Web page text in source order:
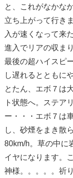
と、これがなかな
立ち上がって行き
入が速くなって来
進入でリアの収ま
最後の超ハイスピ
し遅れるとともに
とたん、エボ７は
ト状態へ。ステア
ー・・・エボ７は
し、砂煙をまき散
80km/h。草の中に
イヤになります。
神様。。。。。祈